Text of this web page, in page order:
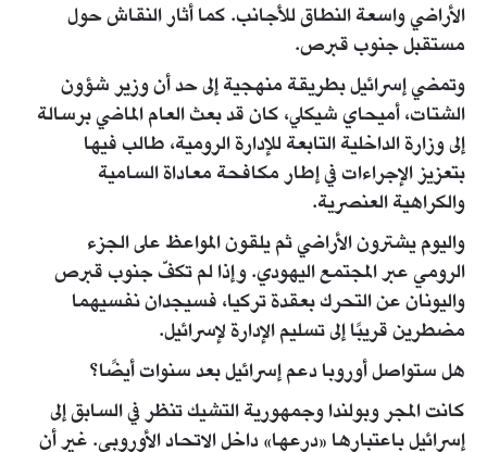
الأراضي واسعة النطاق للأجانب. كما أثار النقاش حول
مستقبل جنوب قبرص.
وتمضي إسرائيل بطريقة منهجية إلى حد أن وزير شؤون
الشتات، أميحاي شيكلي، كان قد بعث العام الماضي برسالة
إلى وزارة الداخلية التابعة للإدارة الرومية، طالب فيها
بتعزيز الإجراءات في إطار مكافحة معاداة السامية
والكراهية العنصرية.
واليوم يشترون الأراضي ثم يلقون المواعظ على الجزء
الرومي عبر المجتمع اليهودي. وإذا لم تكفّ جنوب قبرص
واليونان عن التحرك بعقدة تركيا، فسيجدان نفسيهما
مضطرين قريبًا إلى تسليم الإدارة لإسرائيل.
هل ستواصل أوروبا دعم إسرائيل بعد سنوات أيضًا؟
كانت المجر وبولندا وجمهورية التشيك تنظر في السابق إلى
إسرائيل باعتبارها «درعها» داخل الاتحاد الأوروبي. غير أن